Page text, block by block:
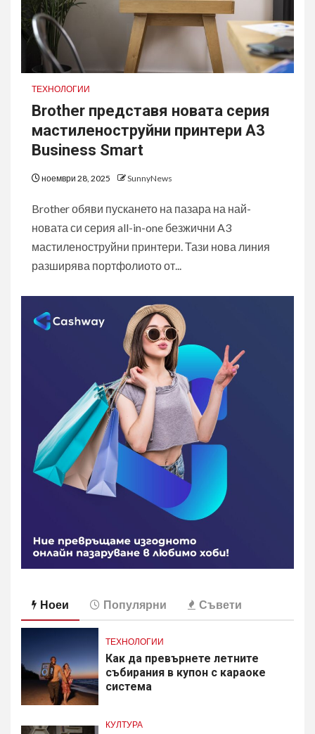
ТЕХНОЛОГИИ
Brother представя новата серия
мастиленоструйни принтери A3
Business Smart
ноември 28, 2025 SunnyNews
Brother обяви пускането на пазара на най-
новата си серия all-in-one безжични A3
мастиленоструйни принтери. Тази нова линия
разширява портфолиото от...
Ноеи Популярни Съвети
ТЕХНОЛОГИИ
Как да превърнете летните
събирания в купон с караоке
система
КУЛТУРА